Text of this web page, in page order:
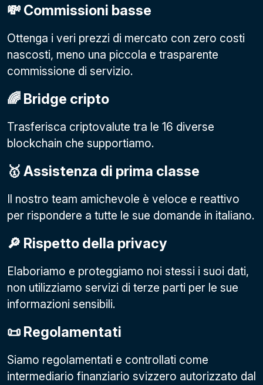
💸 Commissioni basse
Ottenga i veri prezzi di mercato con zero costi
nascosti, meno una piccola e trasparente
commissione di servizio.
🌈 Bridge cripto
Trasferisca criptovalute tra le 16 diverse
blockchain che supportiamo.
🥇 Assistenza di prima classe
Il nostro team amichevole è veloce e reattivo
per rispondere a tutte le sue domande in italiano.
🔎 Rispetto della privacy
Elaboriamo e proteggiamo noi stessi i suoi dati,
non utilizziamo servizi di terze parti per le sue
informazioni sensibili.
📜 Regolamentati
Siamo regolamentati e controllati come
intermediario finanziario svizzero autorizzato dal